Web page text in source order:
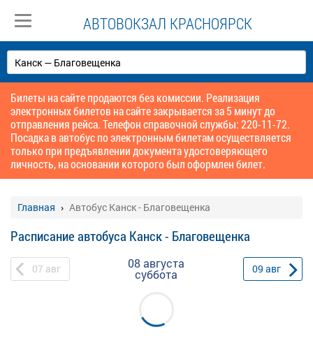
АВТОВОКЗАЛ КРАСНОЯРСК
Билеты на сайте продаются без комиссии. Реализация
электронных билетов на сайте закрывается за 5 минут до
отправления рейса. Телефон справочной службы: 220-11-72.
Посадка в автобус по электронным билетам осуществляется
только при предъявлении документа удостоверяющего
личность, на основании которого был оформлен билет.
Главная Автобус Канск - Благовещенка
Расписание автобуса Канск - Благовещенка
07 авг 08 августа
суббота 09 авг